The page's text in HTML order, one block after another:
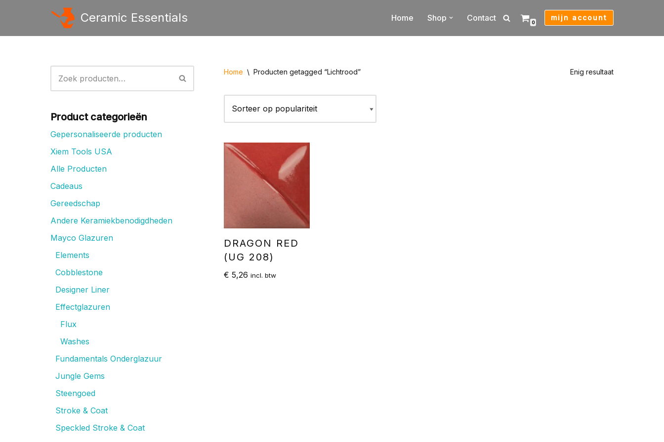
naar
Ceramic Essentials Home Shop Contact 0
mijn account
Product categorieën
Gepersonaliseerde producten
Xiem Tools USA
Alle Producten
Cadeaus
Gereedschap
Andere Keramiekbenodigdheden
Mayco Glazuren
Elements
Cobblestone
Designer Liner
Effectglazuren
Flux
Washes
Fundamentals Onderglazuur
Jungle Gems
Steengoed
Stroke & Coat
Speckled Stroke & Coat
Home \ Producten getagged “Lichtrood” Enig resultaat
DRAGON RED
(UG 208)
€ 5,26 incl. btw